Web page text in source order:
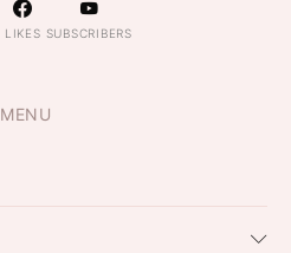
LIKES SUBSCRIBERS
MENU